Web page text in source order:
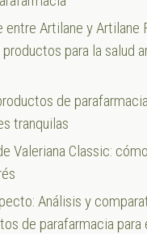
entre Artilane y Artilane
para la salud
de
tranquilas
Valeriana Classic:
Análisis y
de parafarmacia para